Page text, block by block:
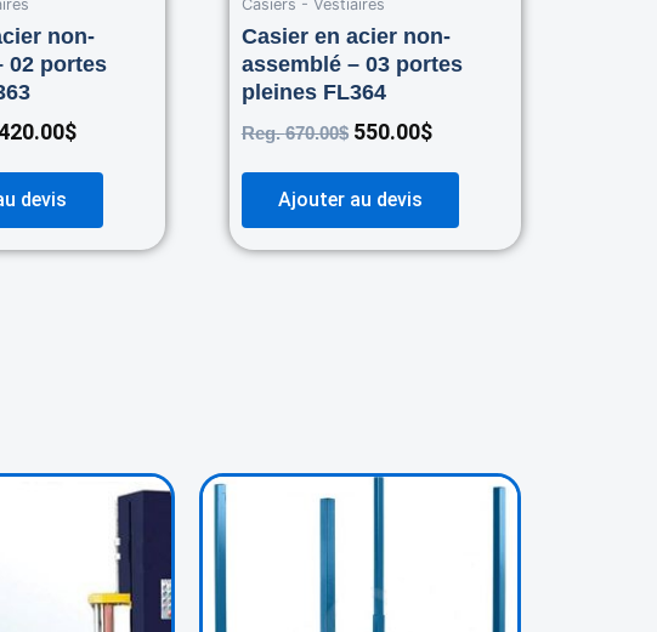
non-
02 portes
$
devis
Casiers - Vestiaires
Casier en acier non-
assemblé – 03 portes
pleines FL364
Reg.670.00$ 550.00$
Ajouter au devis